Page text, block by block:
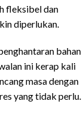
fleksibel dan
diperlukan.
bahan
ini kerap kali
masa dengan
yang tidak perlu.